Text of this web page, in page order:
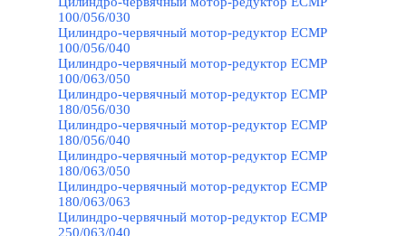
100/056/030
Цилиндро-червячный мотор-редуктор ECMP
100/056/040
Цилиндро-червячный мотор-редуктор ECMP
100/063/050
Цилиндро-червячный мотор-редуктор ECMP
180/056/030
Цилиндро-червячный мотор-редуктор ECMP
180/056/040
Цилиндро-червячный мотор-редуктор ECMP
180/063/050
Цилиндро-червячный мотор-редуктор ECMP
180/063/063
Цилиндро-червячный мотор-редуктор ECMP
250/063/040